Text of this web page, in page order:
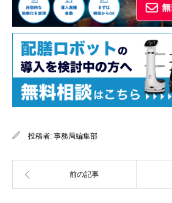
投稿者: 事務局編集部